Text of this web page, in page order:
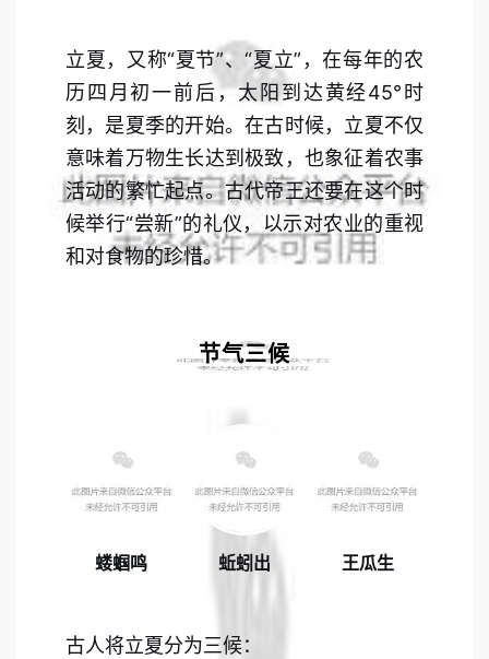
立夏，又称“夏节”、“夏立”，在每年的农
历四月初一前后，太阳到达黄经45°时
刻，是夏季的开始。在古时候，立夏不仅
意味着万物生长达到极致，也象征着农事
活动的繁忙起点。古代帝王还要在这个时
候举行“尝新”的礼仪，以示对农业的重视
和对食物的珍惜。
节气三候
蝼蝈鸣 蚯蚓出 王瓜生
古人将立夏分为三候：